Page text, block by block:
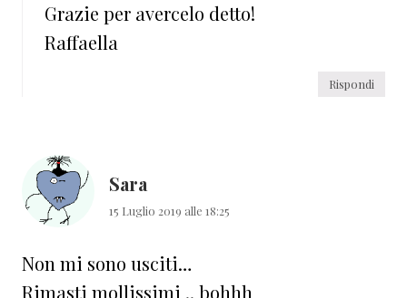
Grazie per avercelo detto!
Raffaella
Rispondi
Sara
15 Luglio 2019 alle 18:25
Non mi sono usciti…
Rimasti mollissimi .. bohhh